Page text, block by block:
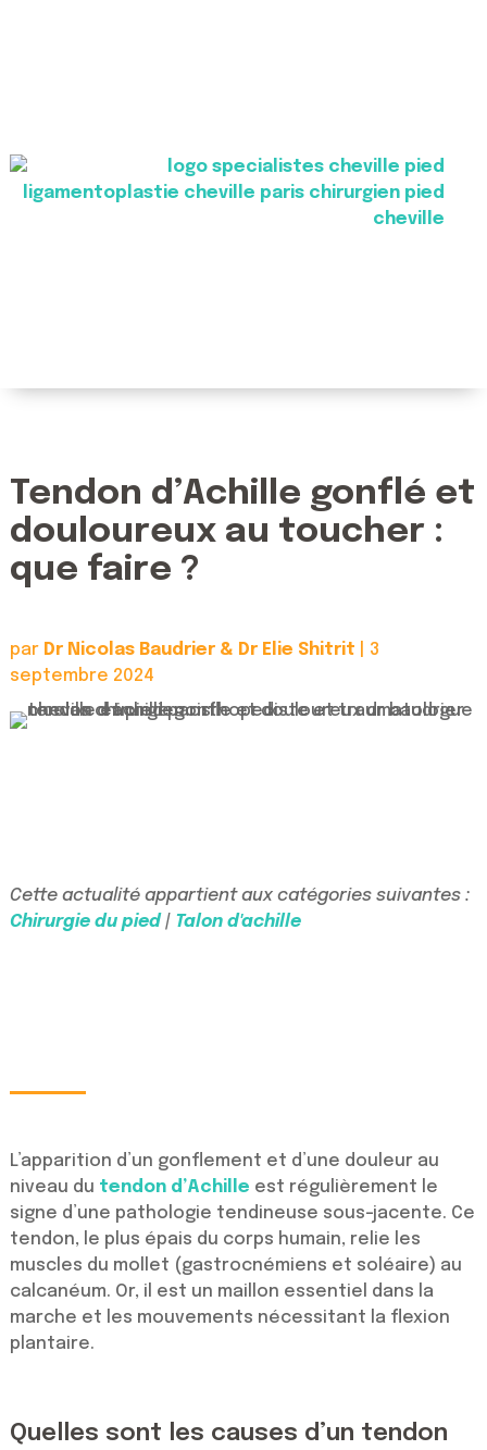
Tendon d’Achille gonflé et
douloureux au toucher :
que faire ?
par Dr Nicolas Baudrier & Dr Elie Shitrit
3
septembre 2024
Cette actualité appartient aux catégories suivantes :
Chirurgie du pied| Talon d'achille
L’apparition d’un gonflement et d’une douleur au
niveau du tendon d’Achille est régulièrement le
signe d’une pathologie tendineuse sous-jacente. Ce
tendon, le plus épais du corps humain, relie les
muscles du mollet (gastrocnémiens et soléaire) au
calcanéum. Or, il est un maillon essentiel dans la
marche et les mouvements nécessitant la flexion
plantaire.
Quelles sont les causes d’un tendon